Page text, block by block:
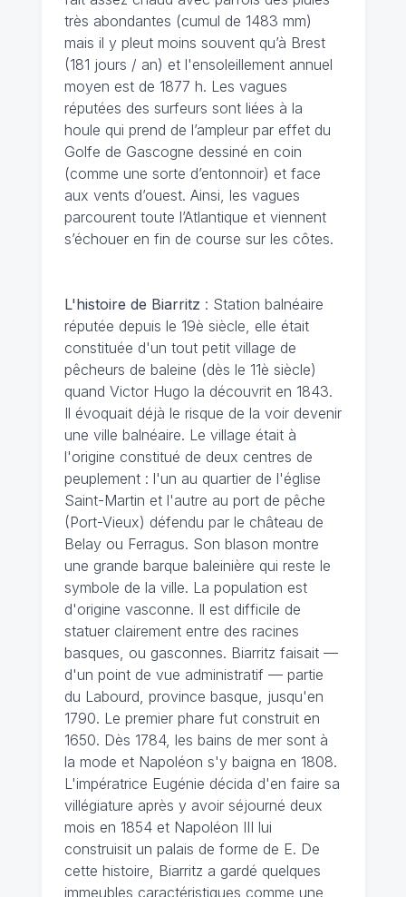
très abondantes (cumul de 1483 mm)
mais il y pleut moins souvent qu’à Brest
(181 jours / an) et l'ensoleillement annuel
moyen est de 1877 h. Les vagues
réputées des surfeurs sont liées à la
houle qui prend de l’ampleur par effet du
Golfe de Gascogne dessiné en coin
(comme une sorte d’entonnoir) et face
aux vents d’ouest. Ainsi, les vagues
parcourent toute l’Atlantique et viennent
s’échouer en fin de course sur les côtes.
L'histoire de Biarritz : Station balnéaire
réputée depuis le 19è siècle, elle était
constituée d'un tout petit village de
pêcheurs de baleine (dès le 11è siècle)
quand Victor Hugo la découvrit en 1843.
Il évoquait déjà le risque de la voir devenir
une ville balnéaire. Le village était à
l'origine constitué de deux centres de
peuplement : l'un au quartier de l'église
Saint-Martin et l'autre au port de pêche
(Port-Vieux) défendu par le château de
Belay ou Ferragus. Son blason montre
une grande barque baleinière qui reste le
symbole de la ville. La population est
d'origine vasconne. Il est difficile de
statuer clairement entre des racines
basques, ou gasconnes. Biarritz faisait —
d'un point de vue administratif — partie
du Labourd, province basque, jusqu'en
1790. Le premier phare fut construit en
1650. Dès 1784, les bains de mer sont à
la mode et Napoléon s'y baigna en 1808.
L'impératrice Eugénie décida d'en faire sa
villégiature après y avoir séjourné deux
mois en 1854 et Napoléon III lui
construisit un palais de forme de E. De
cette histoire, Biarritz a gardé quelques
immeubles caractéristiques comme une